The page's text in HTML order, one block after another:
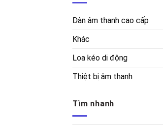
Dàn âm thanh cao cấp
Khác
Loa kéo di động
Thiệt bị âm thanh
Tìm nhanh